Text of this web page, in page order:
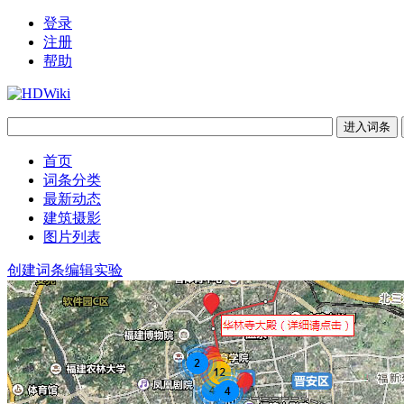
登录
注册
帮助
首页
词条分类
最新动态
建筑摄影
图片列表
创建词条编辑实验